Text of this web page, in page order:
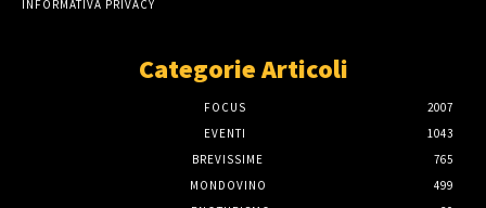
INFORMATIVA PRIVACY
Categorie Articoli
FOCUS
2007
EVENTI
1043
BREVISSIME
765
MONDOVINO
499